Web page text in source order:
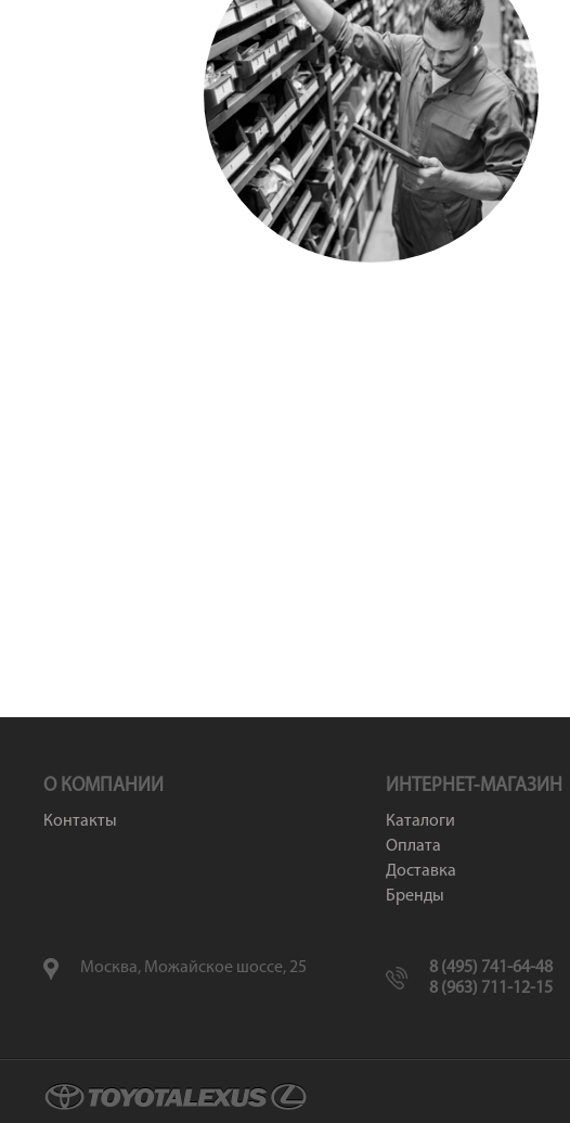
О КОМПАНИИ
Контакты
ИНТЕРНЕТ-МАГАЗИН
Каталоги
Оплата
Доставка
Бренды
Москва, Можайское шоссе, 25
8 (495) 741-64-48
8 (963) 711-12-15